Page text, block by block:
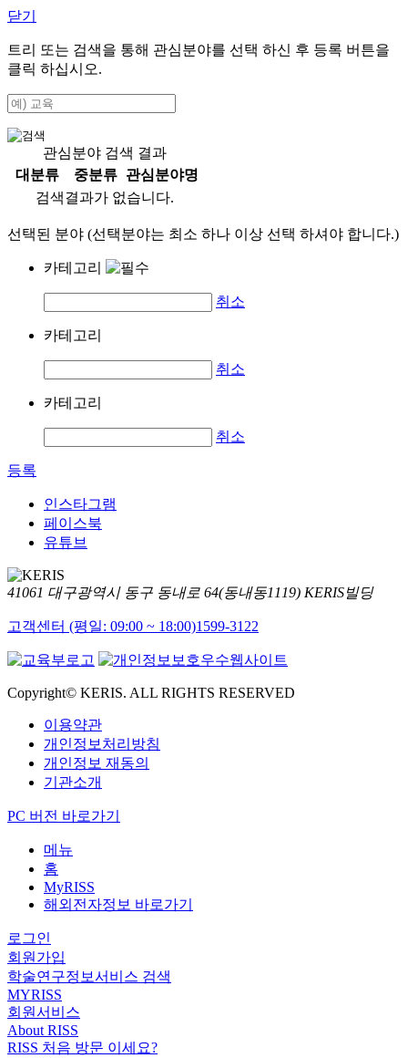
닫기
트리 또는 검색을 통해 관심분야를 선택 하신 후 등록 버튼을
클릭 하십시오.
관심분야 검색 결과
대분류
중분류
관심분야명
검색결과가 없습니다.
선택된 분야 (선택분야는 최소 하나 이상 선택 하셔야 합니다.)
카테고리
취소
카테고리
취소
카테고리
취소
등록
인스타그램
페이스북
유튜브
41061 대구광역시 동구 동내로 64(동내동1119) KERIS빌딩
고객센터 (평일: 09:00 ~ 18:00)1599-3122
Copyright© KERIS. ALL RIGHTS RESERVED
이용약관
개인정보처리방침
개인정보 재동의
기관소개
PC 버전 바로가기
메뉴
홈
MyRISS
해외전자정보 바로가기
로그인
회원가입
학술연구정보서비스 검색
MYRISS
회원서비스
About RISS
RISS 처음 방문 이세요?